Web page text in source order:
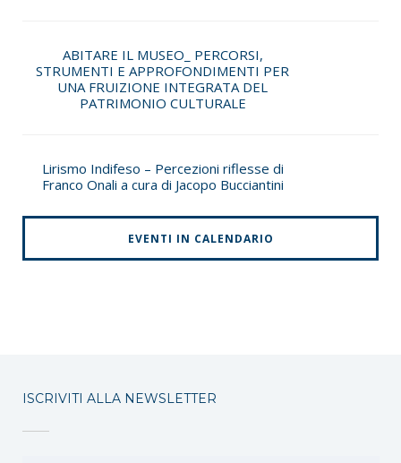
ABITARE IL MUSEO_ PERCORSI,
STRUMENTI E APPROFONDIMENTI PER
UNA FRUIZIONE INTEGRATA DEL
PATRIMONIO CULTURALE
Lirismo Indifeso – Percezioni riflesse di
Franco Onali a cura di Jacopo Bucciantini
EVENTI IN CALENDARIO
ISCRIVITI ALLA NEWSLETTER